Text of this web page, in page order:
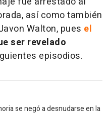
así como también
Walton, pues el
ser revelado
episodios.
se negó a desnudarse en la